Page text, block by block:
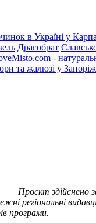
в Україні у
Драгобрат
-
та жалюзі у
Проєкт здійснено
регіональні
програми.